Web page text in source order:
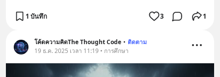
1 บันทึก 3 1
โค้ดความคิดThe Thought Code • ติดตาม
19 ธ.ค. 2025 เวลา 11:19 • การศึกษา